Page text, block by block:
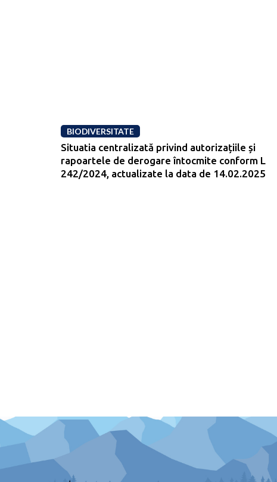
BIODIVERSITATE
Situatia centralizată privind autorizațiile și
rapoartele de derogare întocmite conform L
242/2024, actualizate la data de 14.02.2025